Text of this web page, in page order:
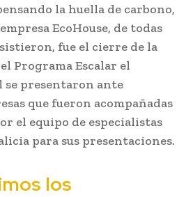
la huella de carbono,
EcoHouse, de todas
fue el cierre de la
Programa Escalar el
se presentaron ante
que fueron acompañadas
el equipo de especialistas
para sus presentaciones.
los